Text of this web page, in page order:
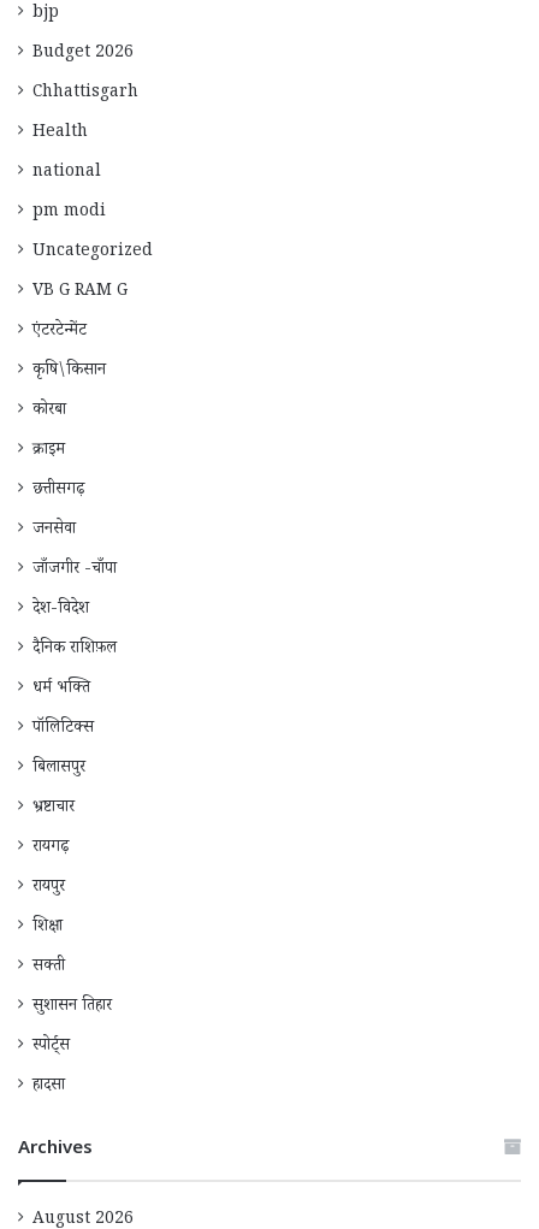
bjp
Budget 2026
Chhattisgarh
Health
national
pm modi
Uncategorized
VB G RAM G
एंटरटेन्मेंट
कृषि\किसान
कोरबा
क्राइम
छत्तीसगढ़
जनसेवा
जाँजगीर -चाँपा
देश-विदेश
दैनिक राशिफ़ल
धर्म भक्ति
पॉलिटिक्स
बिलासपुर
भ्रष्टाचार
रायगढ़
रायपुर
शिक्षा
सक्ती
सुशासन तिहार
स्पोर्ट्स
हादसा
Archives
August 2026